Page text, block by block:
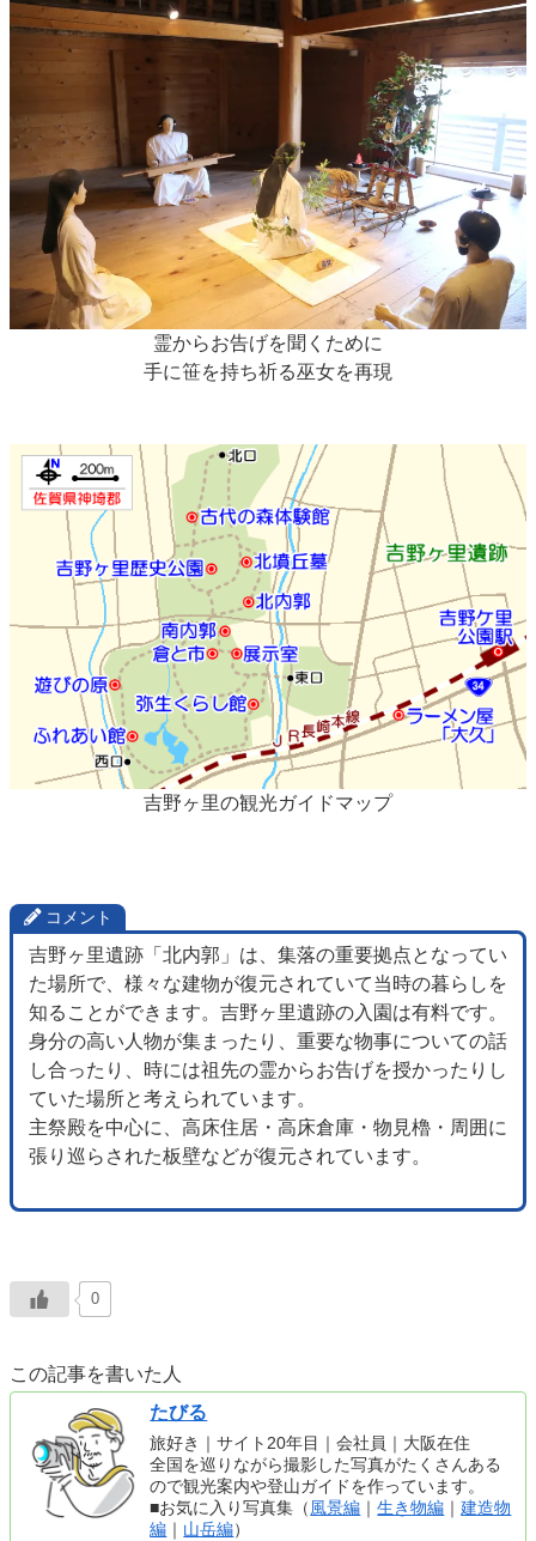
霊からお告げを聞くために
手に笹を持ち祈る巫女を再現
吉野ヶ里の観光ガイドマップ
コメント
吉野ヶ里遺跡「北内郭」は、集落の重要拠点となってい
た場所で、様々な建物が復元されていて当時の暮らしを
知ることができます。吉野ヶ里遺跡の入園は有料です。
身分の高い人物が集まったり、重要な物事についての話
し合ったり、時には祖先の霊からお告げを授かったりし
ていた場所と考えられています。
主祭殿を中心に、高床住居・高床倉庫・物見櫓・周囲に
張り巡らされた板壁などが復元されています。
0
この記事を書いた人
たびる
旅好き｜サイト20年目｜会社員｜大阪在住
全国を巡りながら撮影した写真がたくさんある
ので観光案内や登山ガイドを作っています。
■お気に入り写真集（ 風景編 ｜生き物編 ｜建造物
編 ｜ 山岳編）